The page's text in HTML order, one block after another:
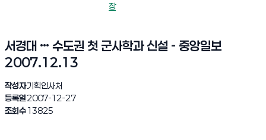
장
서경대 … 수도권 첫 군사학과 신설 - 중앙일보
2007.12.13
작성자기획인사처
등록일2007-12-27
조회수13825